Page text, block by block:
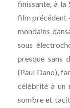
finissante, à la
film précédent
mondains
sous
presque sans
(Paul Dano),
célébrité à un
sombre et